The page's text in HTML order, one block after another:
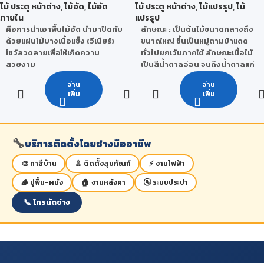
ลักษณะการใช้งาน : เหมาะสำหรับ
งานเฟอร์นิเจอร์ งานตกแต่งภายใน
บิวท์อิน ฯลฯ
ไม้ ประตู หน้าต่าง,ไม้อัด,ไม้อัด
ภายใน
คือการนำเอาพื้นไม้อัด นำมาปิดทับ
ด้วยแผ่นไม้บางเนื้อแข็ง (วีเนียร์)
โชว์ลวดลายเพื่อให้เกิดความ
สวยงาม
ไม้อัดแฟนซีจะเน้นที่ความสวยงาม
จริง มีลายให้เลือกได้หลากหลาย
ชนิด เช่น สัก แอช บีช เมเปิ้ล
ลักษณะการใช้งาน : เหมาะสำหรับ
งานเฟอร์นิเจอร์ งานตกแต่งภายใน
บิวท์อิน ฯลฯ
อ่าน
เพิ่ม
ไม้ ประตู หน้าต่าง,ไม้แปรรูป,ไม้
แปรรูป
ลักษณะ : เป็นต้นไม้ขนาดกลางถึง
ขนาดใหญ่ ขึ้นเป็นหมู่ตามป่าแดด
ทั่วไปยกเว้นภาคใต้ ลักษณะเนื้อไม้
เป็นสีน้ำตาลอ่อน จนถึงน้ำตาลแก่
แกมแดง เสี้ยนสับสน เนื้อหยาบ แต่
สม่ำเสมอแข็งแรงและทนทานมาก
เมื่อผึ่งให้แห้งแล้วเลื่อยไสตกแต่งจะ
ประมาณ 1,040 กิโลกรัมต่อ
ลักษณะคุณสมบัติ
- เป็นไม้ขนาดใหญ่มีอยู่ทั่วไปเมื่อ
เลื่อยไสแล้วระยะแรกจะเป็นสี
น้ำตาลอ่อน หากทิ้งไว้นานจะไม้จะ
แรงทนทานดีมาก เหมาะแก่การ
อ่าน
เพิ่ม
🔧บริการติดตั้งโดยช่างมืออาชีพ
🎨 ทาสีบ้าน 🚿 ติดตั้งสุขภัณฑ์
⚡ งานไฟฟ้า
🪵 ปูพื้น-ผนัง
🏠 งานหลังคา 🚰 ระบบประปา
📞 โทรนัดช่าง